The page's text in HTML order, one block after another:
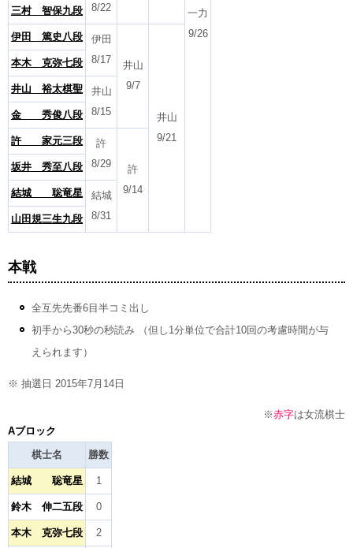
一力
9/26
8/22
三村 智保九段
伊田 篤史八段
伊田
8/17
井山
9/7
井山
9/21
本木 克弥七段
井山 裕太棋聖
井山
8/15
金 秀俊八段
許 家元三段
許
8/29
許
9/14
坂井 秀至八段
結城 聡竜星
結城
8/31
山田規三生九段
本戦
全互先先番6目半コミ出し
初手から30秒の秒読み （但し1分単位で合計10回の考慮時間が与
えられます）
※ 抽選日 2015年7月14日
※赤字は女流棋士
Aブロック
棋士名 勝数
結城 聡竜星 1
鈴木 伸二五段 0
本木 克弥七段 2